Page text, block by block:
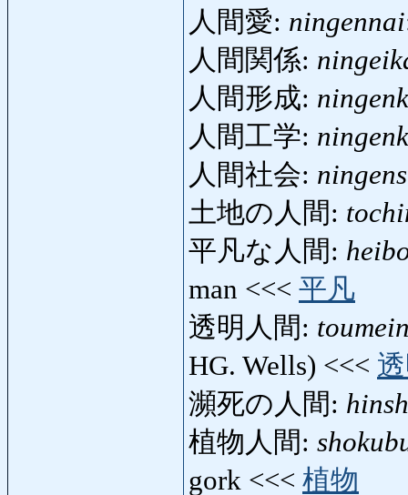
人間愛: ningennai
人間関係:
人間形成:
人間工学:
人間社会:
土地の人間:
平凡な人間:
man <<< 平凡
透明人間:
HG. Wells) <<<
瀕死の人間:
植物人間:
gork <<< 植物